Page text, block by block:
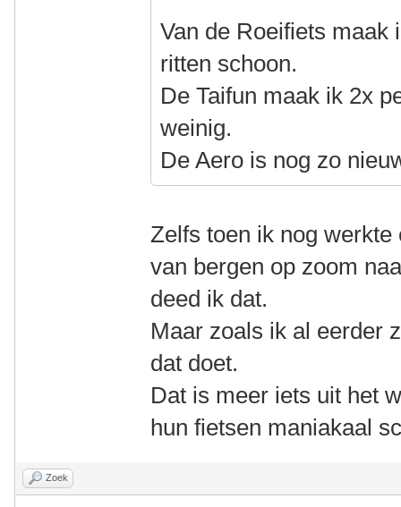
Van de Roeifiets maak
ritten schoon.
De Taifun maak ik 2x
weinig.
De Aero is nog zo
Zelfs toen ik nog
van bergen op zoom
deed ik dat.
Maar zoals ik al eerder
dat doet.
Dat is meer iets uit het
hun fietsen maniakaal
Zoek